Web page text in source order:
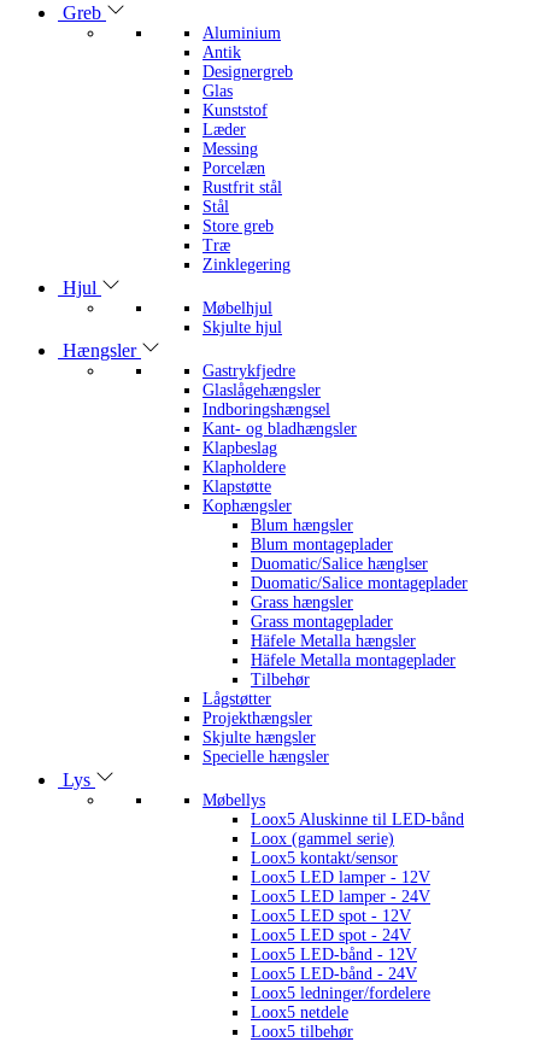
Greb
Aluminium
Antik
Designergreb
Glas
Kunststof
Læder
Messing
Porcelæn
Rustfrit stål
Stål
Store greb
Træ
Zinklegering
Hjul
Møbelhjul
Skjulte hjul
Hængsler
Gastrykfjedre
Glaslågehængsler
Indboringshængsel
Kant- og bladhængsler
Klapbeslag
Klapholdere
Klapstøtte
Kophængsler
Blum hængsler
Blum montageplader
Duomatic/Salice hænglser
Duomatic/Salice montageplader
Grass hængsler
Grass montageplader
Häfele Metalla hængsler
Häfele Metalla montageplader
Tilbehør
Lågstøtter
Projekthængsler
Skjulte hængsler
Specielle hængsler
Lys
Møbellys
Loox5 Aluskinne til LED-bånd
Loox (gammel serie)
Loox5 kontakt/sensor
Loox5 LED lamper - 12V
Loox5 LED lamper - 24V
Loox5 LED spot - 12V
Loox5 LED spot - 24V
Loox5 LED-bånd - 12V
Loox5 LED-bånd - 24V
Loox5 ledninger/fordelere
Loox5 netdele
Loox5 tilbehør